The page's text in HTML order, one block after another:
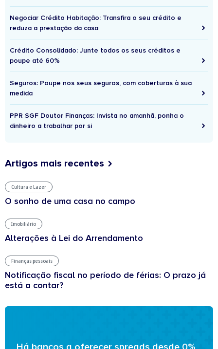
Negociar Crédito Habitação: Transfira o seu crédito e
reduza a prestação da casa
Crédito Consolidado: Junte todos os seus créditos e
poupe até 60%
Seguros: Poupe nos seus seguros, com coberturas à sua
medida
PPR SGF Doutor Finanças: Invista no amanhã, ponha o
dinheiro a trabalhar por si
Artigos mais recentes
Cultura e Lazer
O sonho de uma casa no campo
Imobiliário
Alterações à Lei do Arrendamento
Finanças pessoais
Notificação fiscal no período de férias: O prazo já
está a contar?